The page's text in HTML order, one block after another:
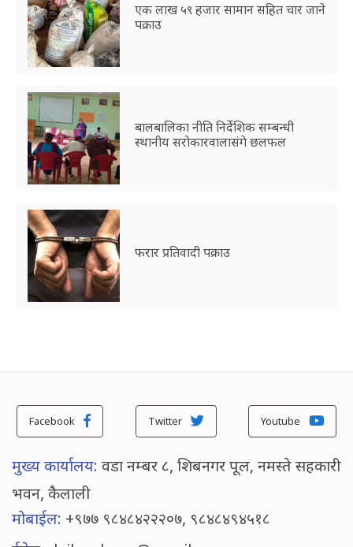
एक लाख ५९ हजार सामान सहित चार जाने
पक्राउ
बालबालिका नीति निर्देशिक सम्बन्धी
स्थानीय सरोकारवालासंगे छलफल
फरार प्रतिवादी पक्राउ
Facebook Twitter Youtube
मुख्य कार्यालय: वडा नम्बर ८, शिबनगर पूल, नमस्ते सहकारी
भवन, कैलाली
मोबाईल: +९७७ ९८४८४२२२०७, ९८४८४९४५१८